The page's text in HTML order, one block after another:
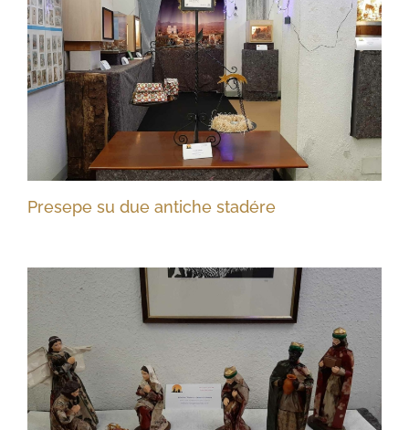
Presepe su due antiche stadére